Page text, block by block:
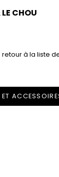
CHOU
retour à la liste